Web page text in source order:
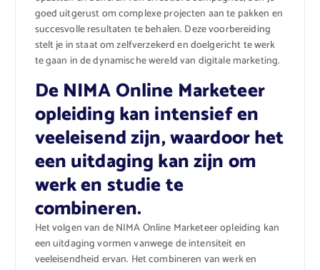
goed uitgerust om complexe projecten aan te pakken en
succesvolle resultaten te behalen. Deze voorbereiding
stelt je in staat om zelfverzekerd en doelgericht te werk
te gaan in de dynamische wereld van digitale marketing.
De NIMA Online Marketeer
opleiding kan intensief en
veeleisend zijn, waardoor het
een uitdaging kan zijn om
werk en studie te
combineren.
Het volgen van de NIMA Online Marketeer opleiding kan
een uitdaging vormen vanwege de intensiteit en
veeleisendheid ervan. Het combineren van werk en